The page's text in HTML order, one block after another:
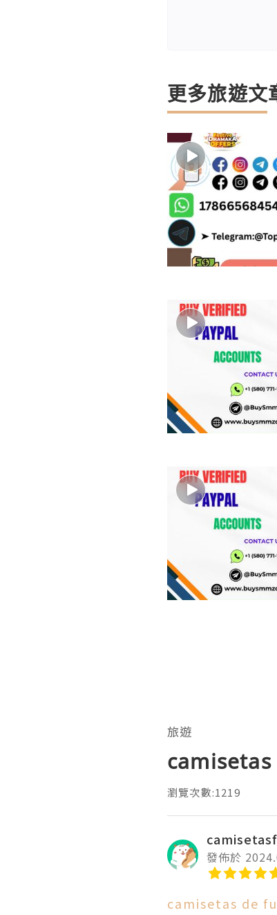
更多旅遊文
旅遊
瀏覽次數:1219
發佈於
camisetas de